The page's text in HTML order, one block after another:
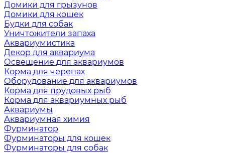
Домики для грызунов
Домики для кошек
Будки для собак
Уничтожители запаха
Аквариумистика
Декор для аквариума
Освещение для аквариумов
Корма для черепах
Оборудование для аквариумов
Корма для прудовых рыб
Корма для аквариумных рыб
Аквариумы
Аквариумная химия
Фурминатор
Фурминаторы для кошек
Фурминаторы для собак